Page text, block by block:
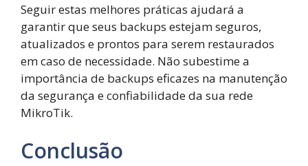
Seguir estas melhores práticas ajudará a
garantir que seus backups estejam seguros,
atualizados e prontos para serem restaurados
em caso de necessidade. Não subestime a
importância de backups eficazes na manutenção
da segurança e confiabilidade da sua rede
MikroTik.
Conclusão